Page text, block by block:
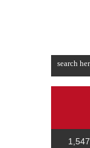
1,547